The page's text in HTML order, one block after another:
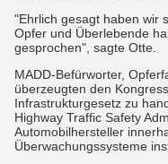
"Ehrlich gesagt haben wir
Opfer und Überlebende
gesprochen", sagte Otte.
MADD-Befürworter,
überzeugten den
Infrastrukturgesetz zu
Highway Traffic Safety
Automobilhersteller
Überwachungssysteme